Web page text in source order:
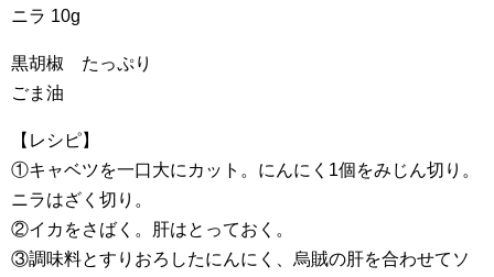
ニラ 10g
黒胡椒 たっぷり
ごま油
【レシピ】
①キャベツを一口大にカット。にんにく1個をみじん切り。
ニラはざく切り。
②イカをさばく。肝はとっておく。
③調味料とすりおろしたにんにく、烏賊の肝を合わせてソ